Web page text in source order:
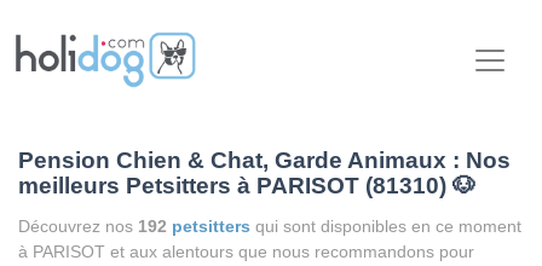
Pension Chien & Chat, Garde Animaux : Nos
meilleurs Petsitters à PARISOT (81310) 🐶
Découvrez nos 192 petsitters qui sont disponibles en ce moment
à PARISOT et aux alentours que nous recommandons pour